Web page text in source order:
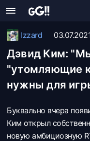
Izzard
Дэвид Ким:
"утомляющие
нужны для
Буквально вчера
Ким открыл
новую амбициозную